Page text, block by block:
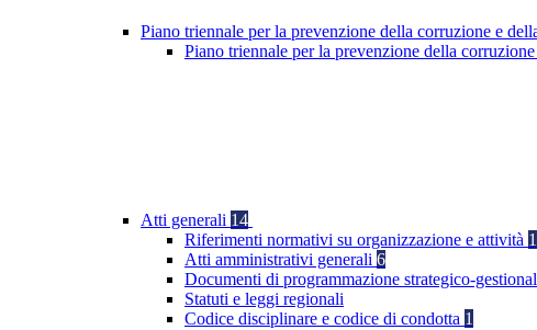
Piano triennale per la prevenzione della corruzione e
Piano triennale per la prevenzione della
Atti generali 14
Riferimenti normativi su organizzazione e attività 1
Atti amministrativi generali 6
Documenti di programmazione strategico-
Statuti e leggi regionali
Codice disciplinare e codice di condotta 1